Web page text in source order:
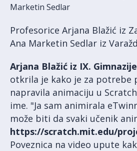
Profesorice Arjana Blažić iz
Ana Marketin Sedlar iz
Arjana Blažić iz IX.
otkrila je kako je za potrebe
napravila animaciju u
ime. "Ja sam animirala
može biti da svaki učenik
https://scratch.mit.edu/
Poveznica na video upute